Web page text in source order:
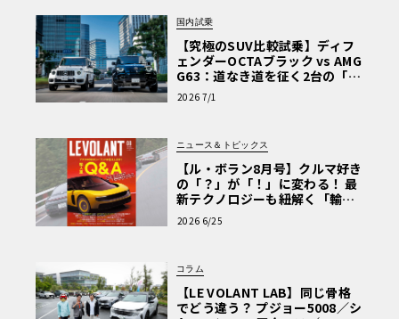
国内試乗
【究極のSUV比較試乗】ディフ
ェンダーOCTAブラック vs AMG
G63：道なき道を征く2台の「対
極的アプローチ」
2026 7/1
ニュース＆トピックス
【ル・ボラン8月号】クルマ好き
の「？」が「！」に変わる！ 最
新テクノロジーも紐解く「輸入
車Q&A」
2026 6/25
コラム
【LE VOLANT LAB】同じ骨格
でどう違う？ プジョー5008／シ